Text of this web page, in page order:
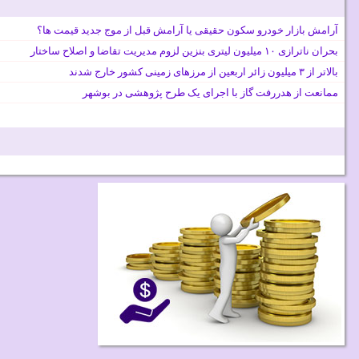
آرامش بازار خودرو سکون حقیقی یا آرامش قبل از موج جدید قیمت ها؟
بحران ناترازی ۱۰ میلیون لیتری بنزین لزوم مدیریت تقاضا و اصلاح ساختار
بالاتر از ۳ میلیون زائر اربعین از مرزهای زمینی کشور خارج شدند
ممانعت از هدررفت گاز با اجرای یک طرح پژوهشی در بوشهر